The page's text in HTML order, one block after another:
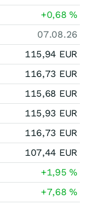
+0,68%
07.08.26
115,94 EUR
116,73 EUR
115,68 EUR
115,93 EUR
116,73 EUR
107,44 EUR
+1,95%
+7,68%